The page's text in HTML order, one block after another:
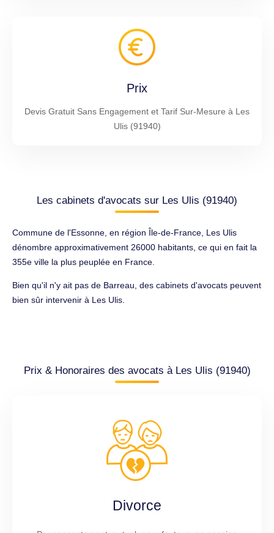
Prix
Devis Gratuit Sans Engagement et Tarif Sur-Mesure à Les
Ulis (91940)
Les cabinets d'avocats sur Les Ulis (91940)
Commune de l'Essonne, en région Île-de-France, Les Ulis
dénombre approximativement 26000 habitants, ce qui en fait la
355e ville la plus peuplée en France.
Bien qu'il n'y ait pas de Barreau, des cabinets d'avocats peuvent
bien sûr intervenir à Les Ulis.
Prix & Honoraires des avocats à Les Ulis (91940)
Divorce